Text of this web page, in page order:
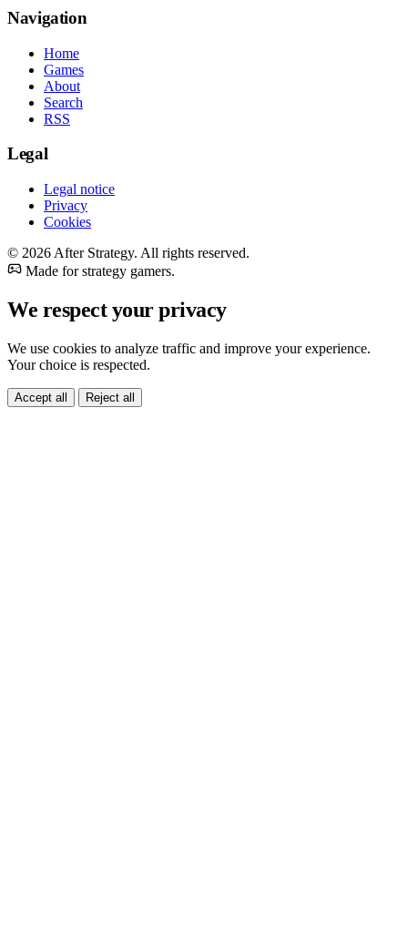
Navigation
Home
Games
About
Search
RSS
Legal
Legal notice
Privacy
Cookies
© 2026 After Strategy. All rights reserved.
Made for strategy gamers.
We respect your privacy
We use cookies to analyze traffic and improve your experience.
Your choice is respected.
Accept all Reject all